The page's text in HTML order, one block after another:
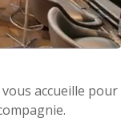
accueille pour